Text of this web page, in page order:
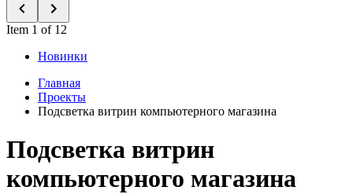
Item 1 of 12
Новинки
Главная
Проекты
Подсветка витрин компьютерного магазина
Подсветка витрин
компьютерного магазина